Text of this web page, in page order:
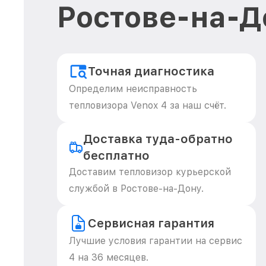
Ростове-на-
Точная диагностика
Определим неисправность
тепловизора Venox 4 за наш счёт.
Доставка туда-обратно
бесплатно
Доставим тепловизор курьерской
службой в Ростове-на-Дону.
Сервисная гарантия
Лучшие условия гарантии на сервис
4 на 36 месяцев.